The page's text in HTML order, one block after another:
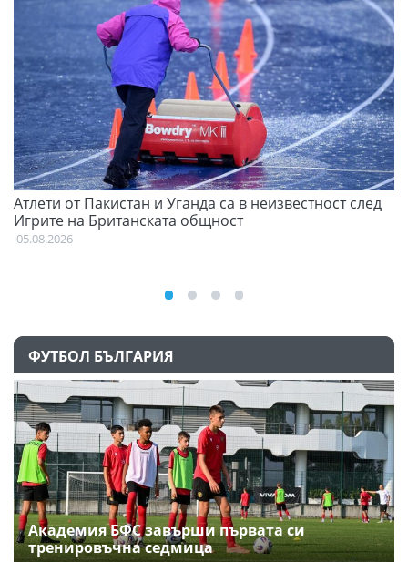
Атлети от Пакистан и Уганда са в неизвестност след
Игрите на Британската общност
05.08.2026
ФУТБОЛ БЪЛГАРИЯ
Академия БФС завърши първата си
тренировъчна седмица